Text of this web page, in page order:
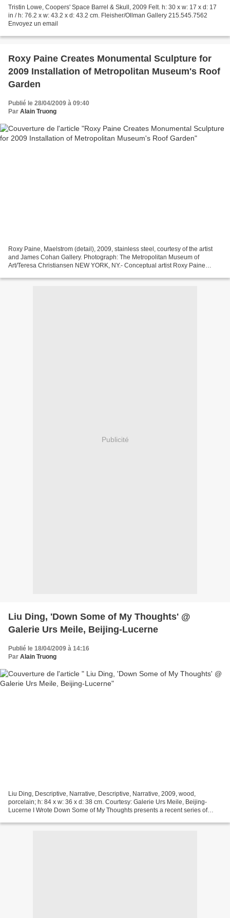
Tristin Lowe, Coopers' Space Barrel & Skull, 2009 Felt. h: 30 x w: 17 x d: 17
in / h: 76.2 x w: 43.2 x d: 43.2 cm. Fleisher/Ollman Gallery 215.545.7562
Envoyez un email
Roxy Paine Creates Monumental Sculpture for
2009 Installation of Metropolitan Museum's Roof
Garden
Publié le 28/04/2009 à 09:40
Par Alain Truong
Roxy Paine, Maelstrom (detail), 2009, stainless steel, courtesy of the artist
and James Cohan Gallery. Photograph: The Metropolitan Museum of
Art/Teresa Christiansen NEW YORK, NY.- Conceptual artist Roxy Paine
Publicité
Liu Ding, 'Down Some of My Thoughts' @
Galerie Urs Meile, Beijing-Lucerne
Publié le 18/04/2009 à 14:16
Par Alain Truong
Liu Ding, Descriptive, Narrative, Descriptive, Narrative, 2009, wood,
porcelain; h: 84 x w: 36 x d: 38 cm. Courtesy: Galerie Urs Meile, Beijing-
Lucerne I Wrote Down Some of My Thoughts presents a recent series of